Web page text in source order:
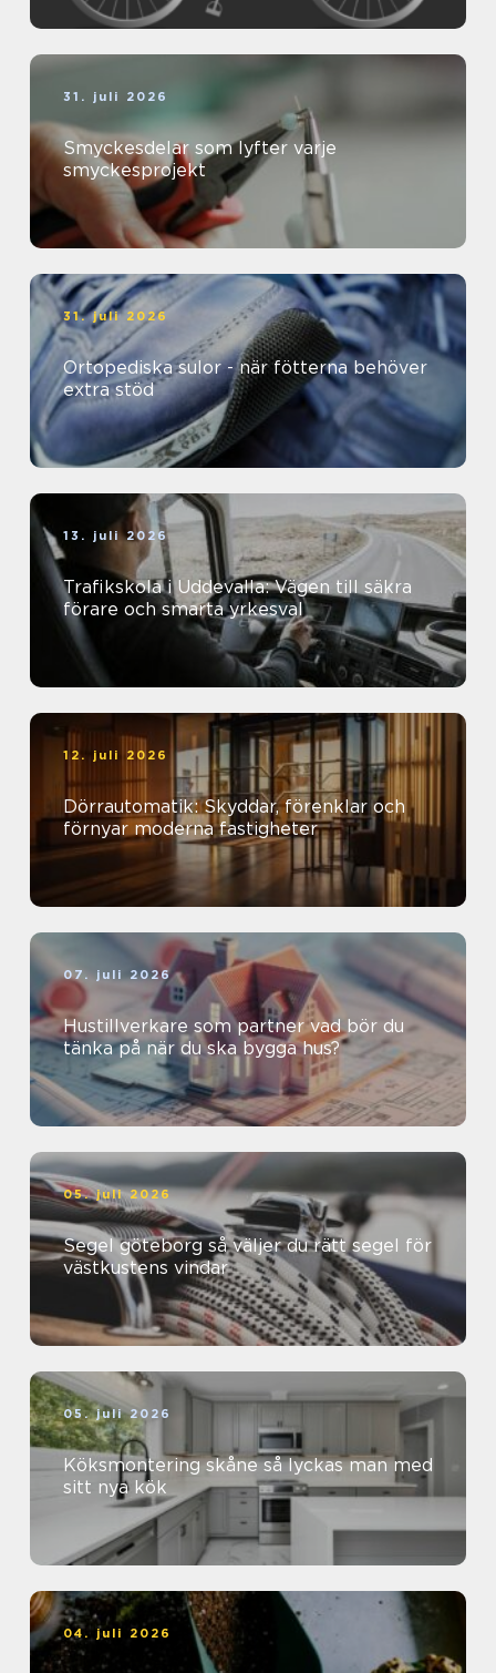
31. juli 2026
Smyckesdelar som lyfter varje
smyckesprojekt
31. juli 2026
Ortopediska sulor - när fötterna behöver
extra stöd
13. juli 2026
Trafikskola i Uddevalla: Vägen till säkra
förare och smarta yrkesval
12. juli 2026
Dörrautomatik: Skyddar, förenklar och
förnyar moderna fastigheter
07. juli 2026
Hustillverkare som partner vad bör du
tänka på när du ska bygga hus?
05. juli 2026
Segel göteborg så väljer du rätt segel för
västkustens vindar
05. juli 2026
Köksmontering skåne så lyckas man med
sitt nya kök
04. juli 2026